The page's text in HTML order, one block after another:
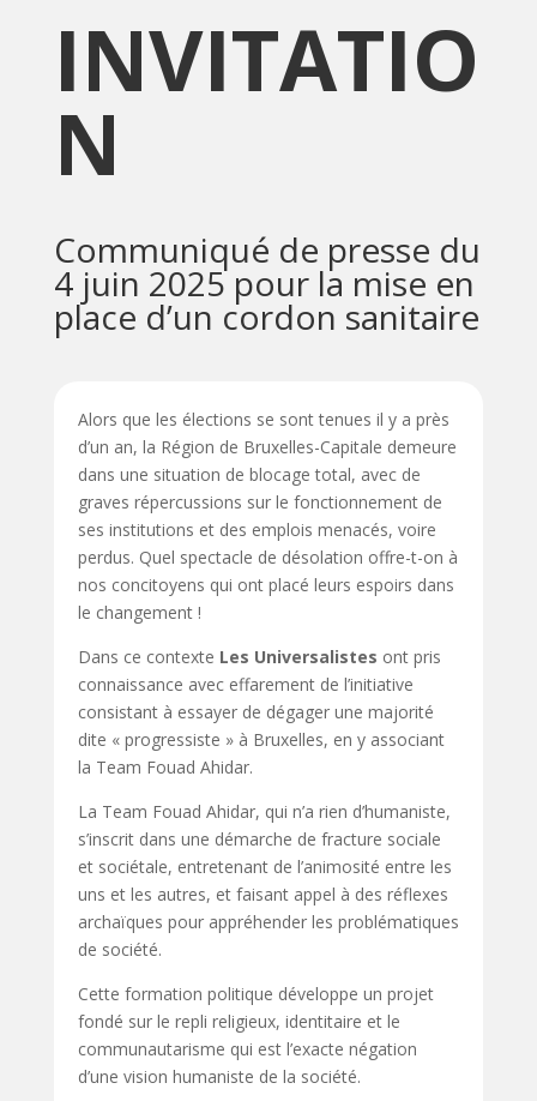
INVITATIO
N
Communiqué de presse du
4 juin 2025 pour la mise en
place d’un cordon sanitaire
Alors que les élections se sont tenues il y a près
d’un an, la Région de Bruxelles-Capitale demeure
dans une situation de blocage total, avec de
graves répercussions sur le fonctionnement de
ses institutions et des emplois menacés, voire
perdus. Quel spectacle de désolation offre-t-on à
nos concitoyens qui ont placé leurs espoirs dans
le changement !
Dans ce contexte Les Universalistes ont pris
connaissance avec effarement de l’initiative
consistant à essayer de dégager une majorité
dite « progressiste » à Bruxelles, en y associant
la Team Fouad Ahidar.
La Team Fouad Ahidar, qui n’a rien d’humaniste,
s’inscrit dans une démarche de fracture sociale
et sociétale, entretenant de l’animosité entre les
uns et les autres, et faisant appel à des réflexes
archaïques pour appréhender les problématiques
de société.
Cette formation politique développe un projet
fondé sur le repli religieux, identitaire et le
communautarisme qui est l’exacte négation
d’une vision humaniste de la société.